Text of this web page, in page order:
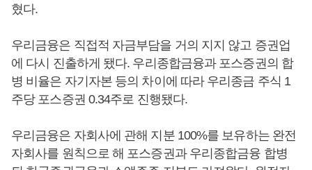
혔다.
우리금융은 직접적 자금부담을 거의 지지 않고 증권업
에 다시 진출하게 됐다. 우리종합금융과 포스증권의 합
병 비율은 자기자본 등의 차이에 따라 우리종금 주식 1
주당 포스증권 0.34주로 진행됐다.
우리금융은 자회사에 관해 지분 100%를 보유하는 완전
자회사를 원칙으로 해 포스증권과 우리종합금융 합병